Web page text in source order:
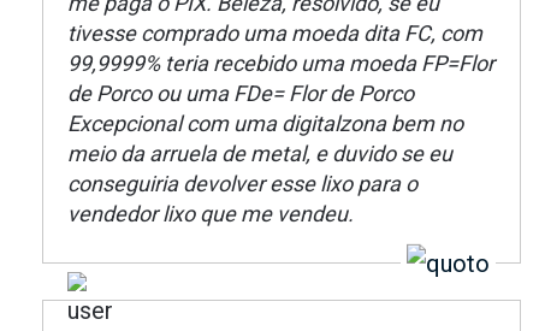
tivesse comprado uma moeda dita FC, com
99,9999% teria recebido uma moeda FP=Flor
de Porco ou uma FDe= Flor de Porco
Excepcional com uma digitalzona bem no
meio da arruela de metal, e duvido se eu
conseguiria devolver esse lixo para o
vendedor lixo que me vendeu.